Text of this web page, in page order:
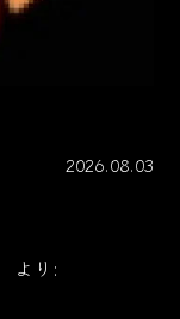
2026.08.03
より: